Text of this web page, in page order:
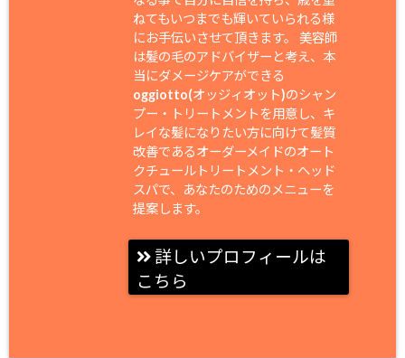
ねてもいつまでも輝いていられる様
にお手伝いさせて頂きます。 美容師
は髪の毛のアドバイザーと考え、本
当にダメージケアができる
oggiotto(オッジィオット)のシャン
プー・トリートメントを用意し、キ
レイな髪になりたい方に向けて髪質
改善であるオーダーメイドのオート
クチュールトリートメント・ヘッド
スパで、あなたのためのメニューを
提案します。
詳しいプロフィールは
こちら